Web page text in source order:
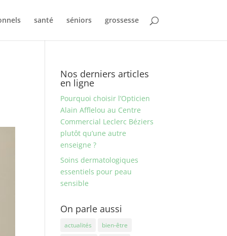
santé séniors grossesse
Nos derniers articles
en ligne
Pourquoi choisir l’Opticien
Alain Afflelou au Centre
Commercial Leclerc Béziers
plutôt qu’une autre
enseigne ?
Soins dermatologiques
essentiels pour peau
sensible
On parle aussi
actualités
bien-être